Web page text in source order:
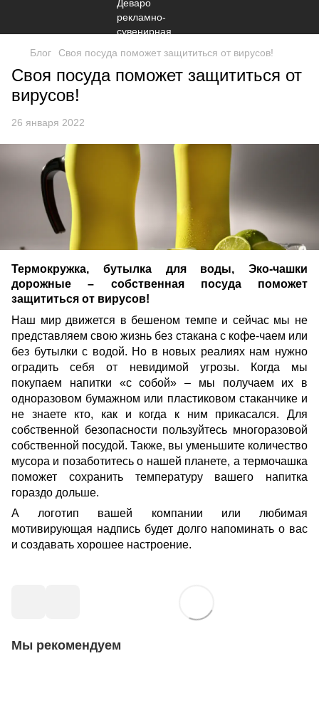
Блог Своя посуда поможет защититься от вирусов!
Своя посуда поможет защититься от
вирусов!
26 января 2022
Термокружка, бутылка для воды, Эко-чашки
дорожные – собственная посуда поможет
защититься от вирусов!
Наш мир движется в бешеном темпе и сейчас мы не
представляем свою жизнь без стакана с кофе-чаем или
без бутылки с водой. Но в новых реалиях нам нужно
оградить себя от невидимой угрозы. Когда мы
покупаем напитки «с собой» – мы получаем их в
одноразовом бумажном или пластиковом стаканчике и
не знаете кто, как и когда к ним прикасался. Для
собственной безопасности пользуйтесь многоразовой
собственной посудой. Также, вы уменьшите количество
мусора и позаботитесь о нашей планете, а термочашка
поможет сохранить температуру вашего напитка
гораздо дольше.
А логотип вашей компании или любимая
мотивирующая надпись будет долго напоминать о вас
и создавать хорошее настроение.
Мы рекомендуем